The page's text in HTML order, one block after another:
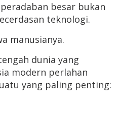
besar bukan
teknologi.
manusianya.
dunia yang
modern perlahan
yang paling penting: